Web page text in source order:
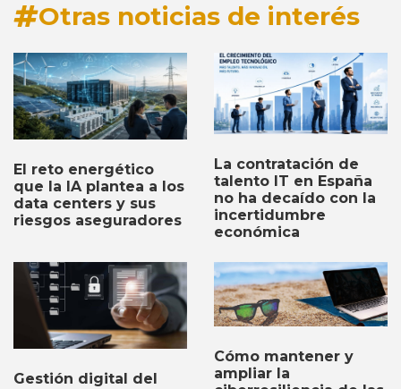
Otras noticias de interés
El reto energético
que la IA plantea a los
data centers y sus
riesgos aseguradores
La contratación de
talento IT en España
no ha decaído con la
incertidumbre
económica
Gestión digital del
Cómo mantener y
ampliar la